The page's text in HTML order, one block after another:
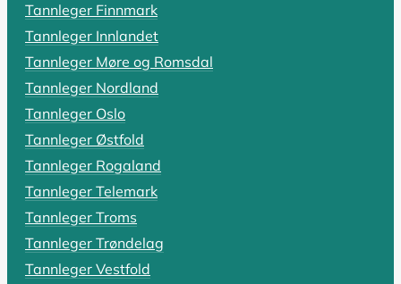
LES HELE ARTIKKELEN
SIST OPPDATERT 19. OKTOBER 2025
Rotfylling: Alt du må vite om pris,
Har du fått beskjed om at du trenger en rotfylling,
LES HELE ARTIKKELEN
SIST OPPDATERT 17. OKTOBER 2025
Tannleger Finnmark
Tannleger Innlandet
Tannleger Møre og Romsdal
Tannleger Nordland
Tannleger Oslo
Tannleger Østfold
Tannleger Rogaland
Tannleger Telemark
Tannleger Troms
Tannleger Trøndelag
Tannleger Vestfold